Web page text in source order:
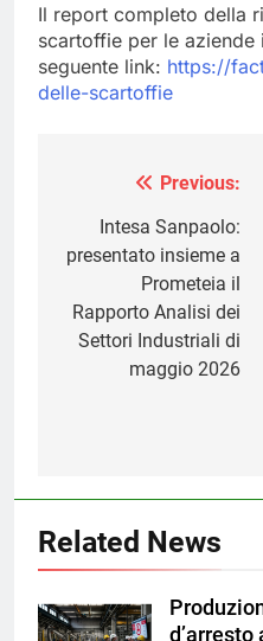
Il report completo della
scartoffie per le aziende
seguente link: https://
delle-scartoffie
Navigazione
articoli
Previous:
Intesa Sanpaolo:
presentato insieme a
Prometeia il
Rapporto Analisi dei
Settori Industriali di
maggio 2026
Related News
d’arresto